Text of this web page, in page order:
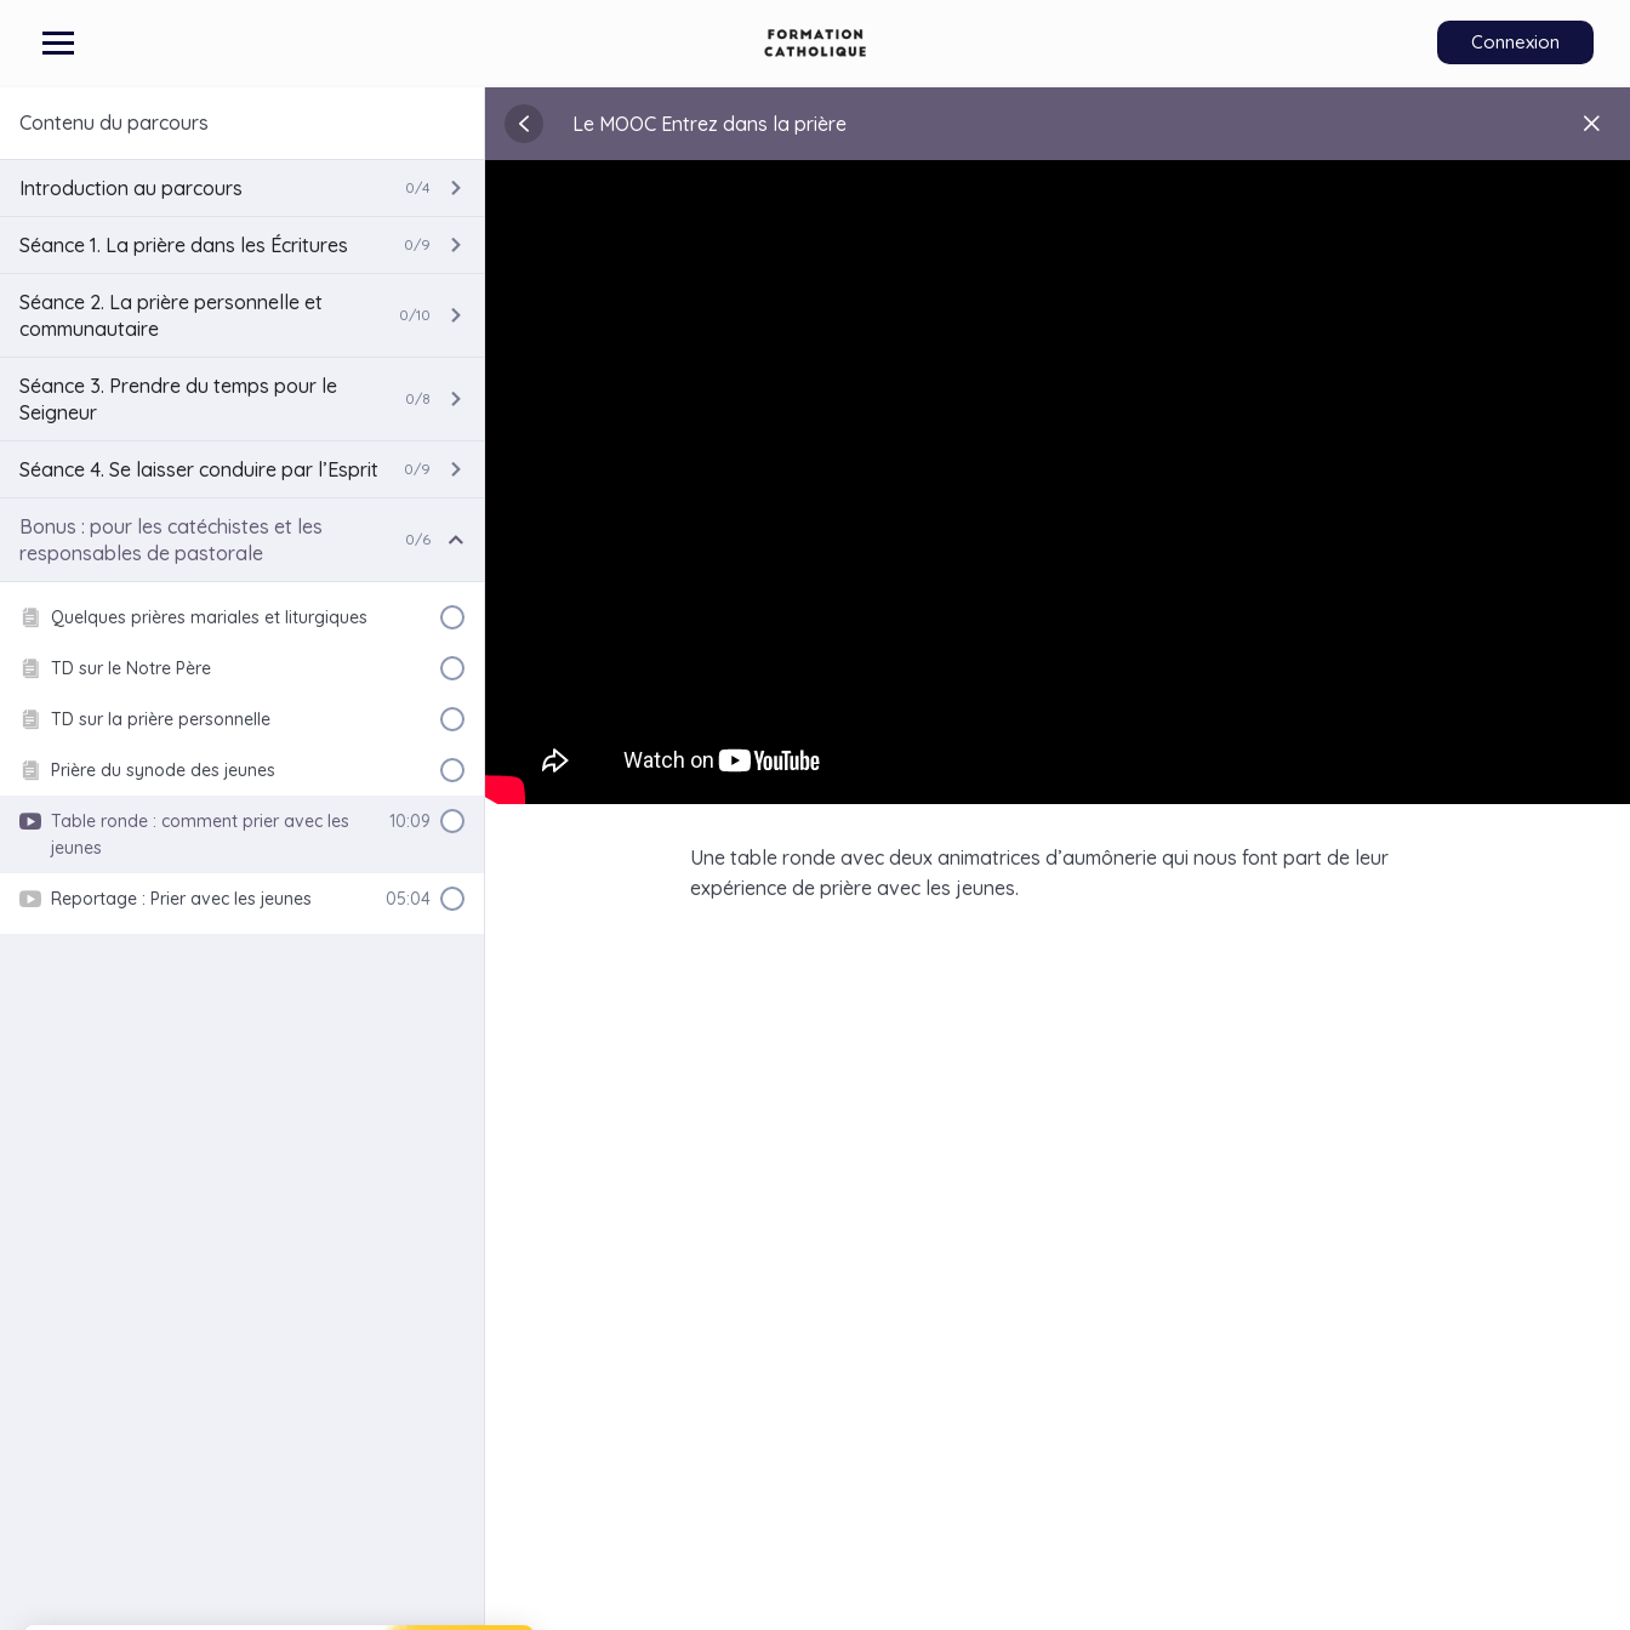
Connexion
Contenu du parcours
Introduction au parcours 0/4
Séance 1. La prière dans les Écritures 0/9
Séance 2. La prière personnelle et
communautaire
0/10
Séance 3. Prendre du temps pour le
Seigneur
0/8
Séance 4. Se laisser conduire par l’Esprit 0/9
Bonus : pour les catéchistes et les
responsables de pastorale
0/6
Quelques prières mariales et liturgiques
TD sur le Notre Père
TD sur la prière personnelle
Prière du synode des jeunes
Table ronde : comment prier avec les
jeunes
10:09
Reportage : Prier avec les jeunes 05:04
Le MOOC Entrez dans la prière
Une table ronde avec deux animatrices d’aumônerie qui nous font part de leur
expérience de prière avec les jeunes.